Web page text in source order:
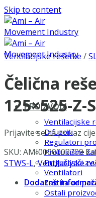
Skip to content
PROIZVODI
Ventilacijske
Difuzori
Regulatori
Protukišne
Prigušivači
Ventilatori
Zaštita od
Ostali
Ventilacijske rešetke /
Čelična
125×525-Z-
Prijavite se za prikaz
SKU: AMI0000003709
STWS-L,Ventilacijske
Dodatne